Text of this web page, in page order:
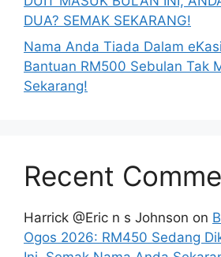
DUA? SEMAK SEKARANG!
Nama Anda Tiada Dalam
Bantuan RM500 Sebulan Tak
Sekarang!
Recent
Harrick @Eric n s Johnson on
Ogos 2026: RM450 Sedang